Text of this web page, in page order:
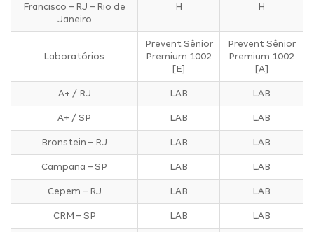
Francisco – RJ – Rio de
Janeiro
H H
Laboratórios
Prevent Sênior
Premium 1002
[E]
Prevent Sênior
Premium 1002
[A]
A+ / RJ LAB LAB
A+ / SP LAB LAB
Bronstein – RJ LAB LAB
Campana – SP LAB LAB
Cepem – RJ LAB LAB
CRM – SP LAB LAB